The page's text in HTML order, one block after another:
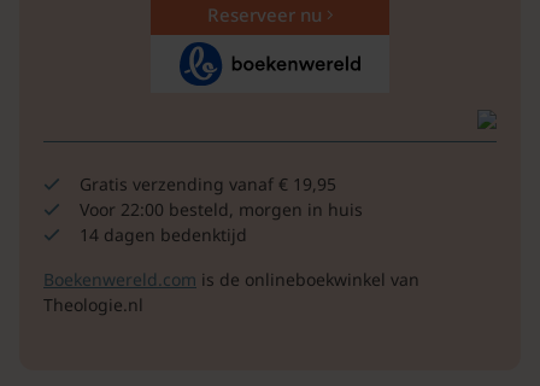
Reserveer nu
Gratis verzending vanaf € 19,95
Voor 22:00 besteld, morgen in huis
14 dagen bedenktijd
Boekenwereld.com is de onlineboekwinkel van
Theologie.nl